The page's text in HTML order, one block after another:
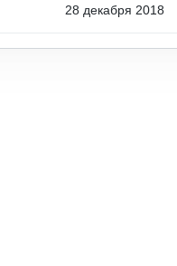
28 декабря 2018